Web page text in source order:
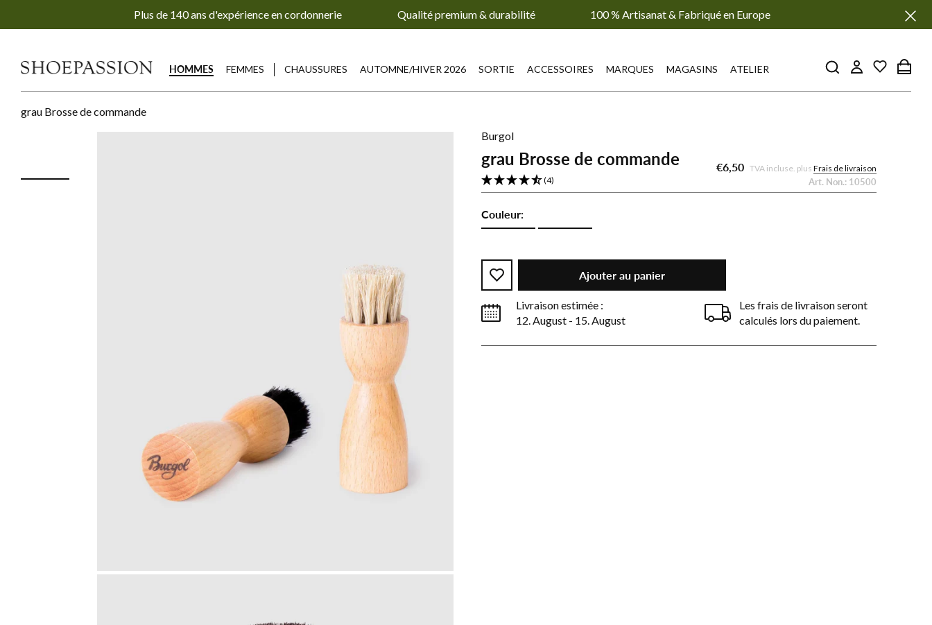
Plus de 140 ans d'expérience en cordonnerie Qualité premium & durabilité 100 % Artisanat & Fabriqué en Europe
HOMMES FEMMES CHAUSSURES AUTOMNE/HIVER 2026 SORTIE ACCESSOIRES MARQUES MAGASINS ATELIER
grau Brosse de commande
Burgol
grau Brosse de commande €6,50 TVA incluse. plus Frais de livraison
Art. Non.: 10500
(4)
Couleur:
de
commande
-
Gris
foncé
commande
-
Gris
foncé
Ajouter au panier
Livraison estimée :
12. August - 15. August
Les frais de livraison seront
calculés lors du paiement.